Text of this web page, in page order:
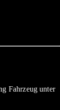
Fahrzeug unter